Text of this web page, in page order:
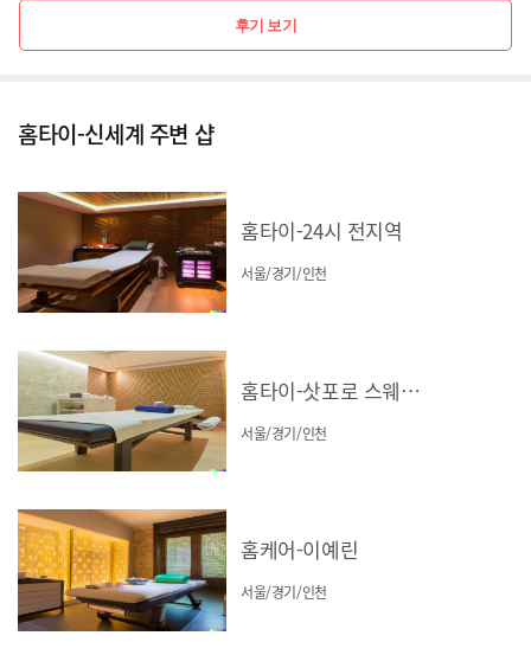
후기 보기
홈타이-신세계 주변 샵
홈타이-24시 전지역
서울/경기/인천
홈타이-삿포로 스웨디시
서울/경기/인천
홈케어-이예린
서울/경기/인천